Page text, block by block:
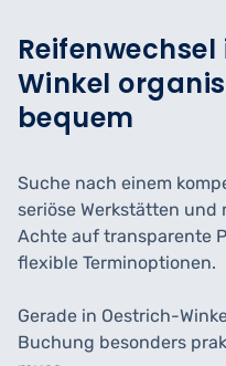
Winkel
bequem
Suche nach einem
seriöse Werkstätten und
Achte auf transparente
flexible Terminoptionen.
Gerade in Oestrich-
Buchung besonders